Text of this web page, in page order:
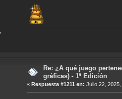
Re: ¿A qué juego
gráficas) - 1ª Edición
« Respuesta #1211 en: Julio 22,